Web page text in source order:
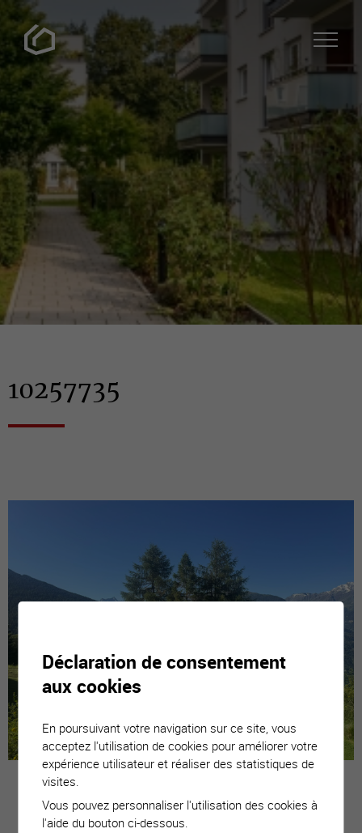
10257735
Estimez votre
Déclaration de consentement
aux cookies
En poursuivant votre navigation sur ce site, vous
acceptez l'utilisation de cookies pour améliorer votre
expérience utilisateur et réaliser des statistiques de
visites.
Vous pouvez personnaliser l'utilisation des cookies à
l'aide du bouton ci-dessous.